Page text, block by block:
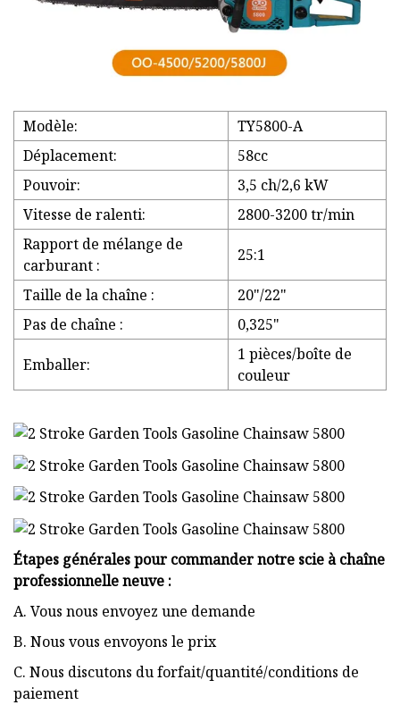
Modèle:
TY5800-A
Déplacement:
58cc
Pouvoir:
3,5 ch/2,6 kW
Vitesse de ralenti:
2800-3200 tr/min
Rapport de mélange de
carburant :
25:1
Taille de la chaîne :
20"/22"
Pas de chaîne :
0,325"
Emballer:
1 pièces/boîte de
couleur
Étapes générales pour commander notre scie à chaîne
professionnelle neuve :
A. Vous nous envoyez une demande
B. Nous vous envoyons le prix
C. Nous discutons du forfait/quantité/conditions de
paiement